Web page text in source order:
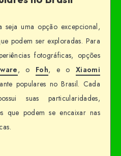
uma opção excepcional,
podem ser exploradas. Para
fotográficas, opções
, o Foh, e o Xiaomi
populares no Brasil. Cada
suas particularidades,
que podem se encaixar nas